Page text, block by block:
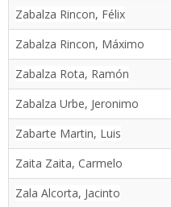
Zabalza Rincon, Félix
Zabalza Rincon, Máximo
Zabalza Rota, Ramón
Zabalza Urbe, Jeronimo
Zabarte Martin, Luis
Zaita Zaita, Carmelo
Zala Alcorta, Jacinto